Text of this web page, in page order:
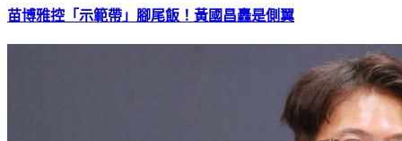
苗博雅控「示範帶」腳尾飯！黃國昌轟是側翼